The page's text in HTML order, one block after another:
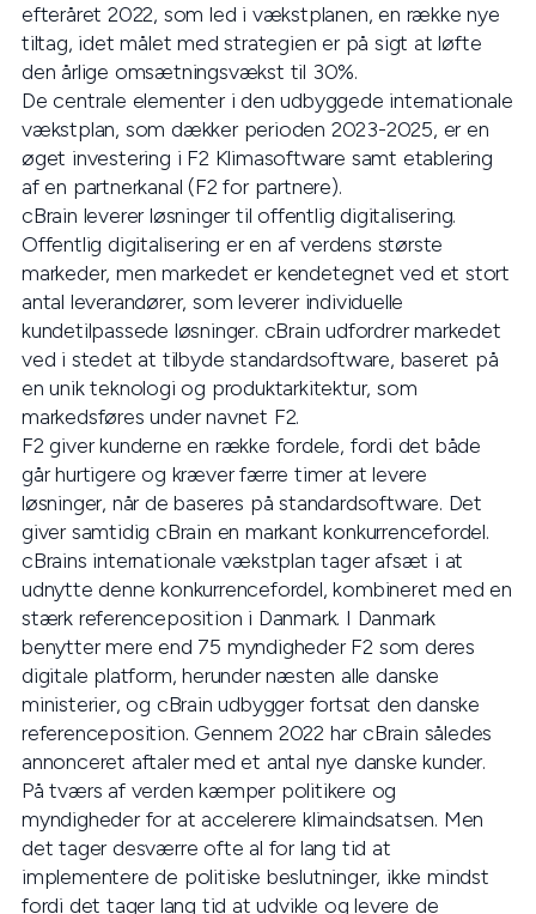
efteråret 2022, som led i vækstplanen, en række nye
tiltag, idet målet med strategien er på sigt at løfte
den årlige omsætningsvækst til 30%.
De centrale elementer i den udbyggede internationale
vækstplan, som dækker perioden 2023-2025, er en
øget investering i F2 Klimasoftware samt etablering
af en partnerkanal (F2 for partnere).
cBrain leverer løsninger til offentlig digitalisering.
Offentlig digitalisering er en af verdens største
markeder, men markedet er kendetegnet ved et stort
antal leverandører, som leverer individuelle
kundetilpassede løsninger. cBrain udfordrer markedet
ved i stedet at tilbyde standardsoftware, baseret på
en unik teknologi og produktarkitektur, som
markedsføres under navnet F2.
F2 giver kunderne en række fordele, fordi det både
går hurtigere og kræver færre timer at levere
løsninger, når de baseres på standardsoftware. Det
giver samtidig cBrain en markant konkurrencefordel.
cBrains internationale vækstplan tager afsæt i at
udnytte denne konkurrencefordel, kombineret med en
stærk referenceposition i Danmark. I Danmark
benytter mere end 75 myndigheder F2 som deres
digitale platform, herunder næsten alle danske
ministerier, og cBrain udbygger fortsat den danske
referenceposition. Gennem 2022 har cBrain således
annonceret aftaler med et antal nye danske kunder.
På tværs af verden kæmper politikere og
myndigheder for at accelerere klimaindsatsen. Men
det tager desværre ofte al for lang tid at
implementere de politiske beslutninger, ikke mindst
fordi det tager lang tid at udvikle og levere de